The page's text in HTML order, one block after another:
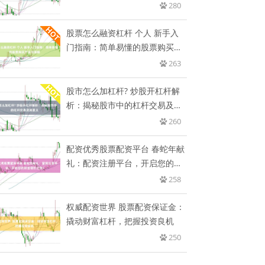
280
股票怎么融资杠杆 个人 新手入
门指南：简单易懂的股票购买方
263
股市怎么加杠杆? 炒股开杠杆解
析：揭秘股市中的杠杆交易及其
260
配资优秀股票配资平台 春蛇年献
礼：配资注册平台，开启您的财
258
权威配资世界 股票配资保证金：
撬动财富杠杆，把握投资良机
250